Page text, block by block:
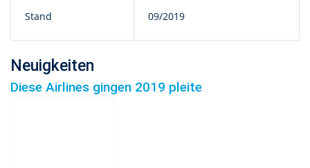
Stand 09/2019
Neuigkeiten
Diese Airlines gingen 2019 pleite